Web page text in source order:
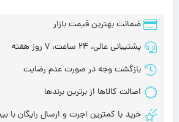
ضمانت بهترین قیمت بازار
پشتیبانی عالی، 24 ساعت، 7 روز هفته
بازگشت وجه در صورت عدم رضایت
اصالت کالاها از برترین برندها
خرید با کمترین اجرت و ارسال رایگان با